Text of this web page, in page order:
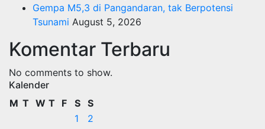
Gempa M5,3 di Pangandaran, tak Berpotensi
Tsunami August 5, 2026
Komentar Terbaru
No comments to show.
Kalender
M T W T F S S
1
2